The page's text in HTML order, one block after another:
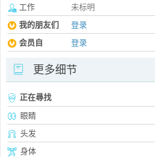
工作
未标明
我的朋友们
登录
会员自
登录
更多细节
正在尋找
眼睛
头发
身体